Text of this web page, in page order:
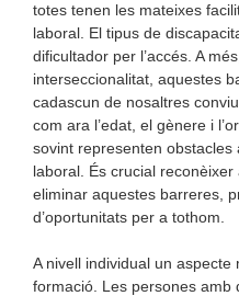
totes tenen les mateixes
laboral. El tipus de
dificultador per l’accés. A
interseccionalitat, aquestes
cadascun de nosaltres
com ara l’edat, el gènere i
sovint representen obstacles
laboral. És crucial
eliminar aquestes barreres,
d’oportunitats per a tothom.
A nivell individual un
formació. Les persones amb